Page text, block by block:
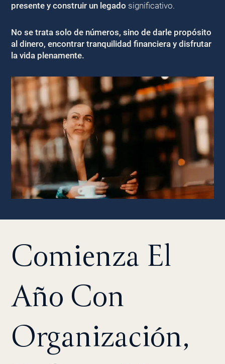
presente y construir un legado significativo.
No se trata solo de números, sino de darle propósito
al dinero, encontrar tranquilidad financiera y disfrutar
la vida plenamente.
Comienza El
Año Con
Organización,